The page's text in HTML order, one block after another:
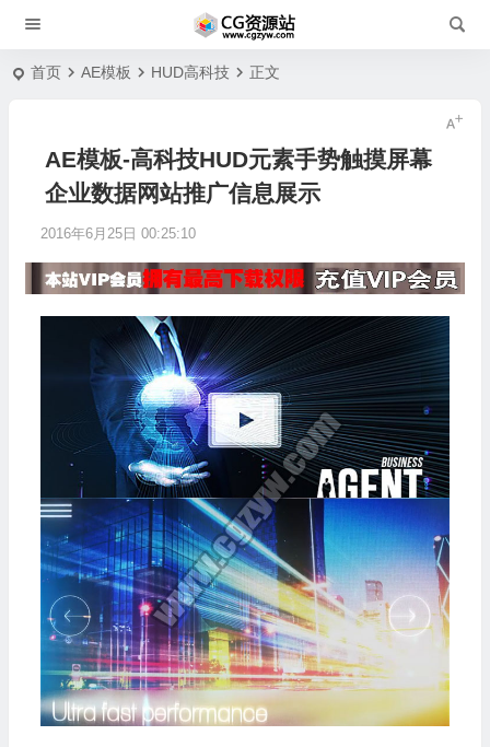
首页 AE模板 HUD高科技 正文
AE模板-高科技HUD元素手势触摸屏幕
企业数据网站推广信息展示
2016年6月25日 00:25:10